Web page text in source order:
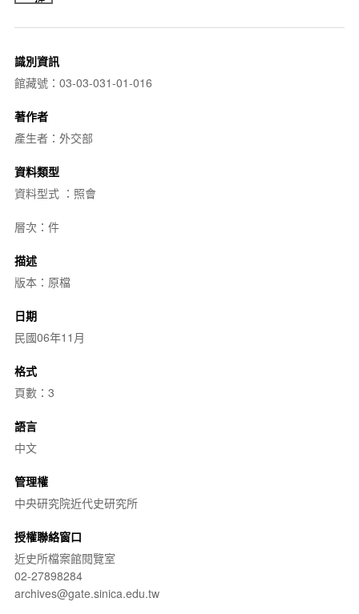
識別資訊
館藏號：03-03-031-01-016
著作者
產生者：外交部
資料類型
資料型式 ：照會
層次：件
描述
版本：原檔
日期
民國06年11月
格式
頁數：3
語言
中文
管理權
中央研究院近代史研究所
授權聯絡窗口
近史所檔案館閱覽室
02-27898284
archives@gate.sinica.edu.tw